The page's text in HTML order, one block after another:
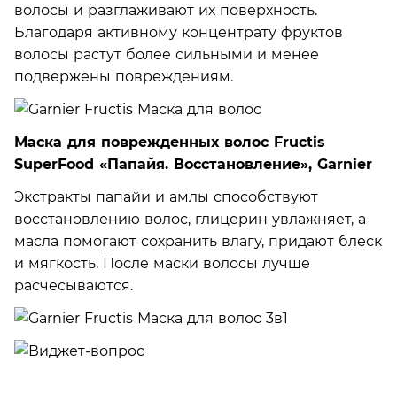
волосы и разглаживают их поверхность.
Благодаря активному концентрату фруктов
волосы растут более сильными и менее
подвержены повреждениям.
Маска для поврежденных волос Fructis
SuperFood «Папайя. Восстановление», Garnier
Экстракты папайи и амлы способствуют
восстановлению волос, глицерин увлажняет, а
масла помогают сохранить влагу, придают блеск
и мягкость. После маски волосы лучше
расчесываются.